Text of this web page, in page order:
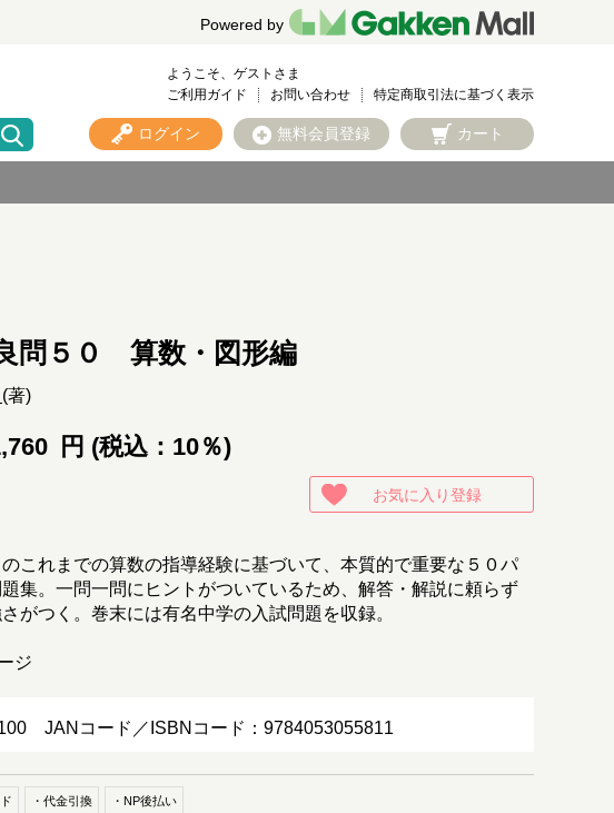
Powered by
ようこそ、ゲストさま
ご利用ガイド
お問い合わせ 特定商取引法に基づく表示
ログイン 無料会員登録 カート
問５０ 算数・図形編
(著)
円 (税込：10％)
お気に入り登録
これまでの算数の指導経験に基づいて、本質的で重要な５０パ
集。一問一問にヒントがついているため、解答・解説に頼らず
がつく。巻末には有名中学の入試問題を収録。
ジ
JANコード／ISBNコード：9784053055811
・代金引換 ・NP後払い